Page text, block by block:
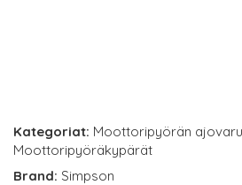
Kategoriat: Moottoripyörän
Moottoripyöräkypärät
Brand: Simpson